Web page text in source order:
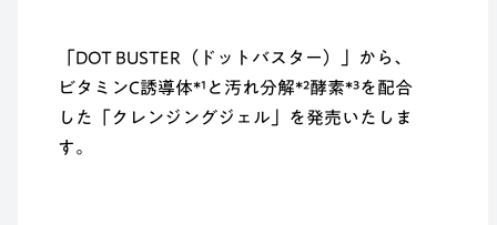
「DOT BUSTER（ドットバスター）」から、
ビタミンC誘導体*¹と汚れ分解*²酵素*³を配合
した「クレンジングジェル」を発売いたしま
す。